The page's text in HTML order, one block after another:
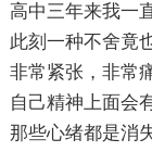
高中三年来我一
此刻一种不舍竟
非常紧张，非常
自己精神上面会
那些心绪都是消